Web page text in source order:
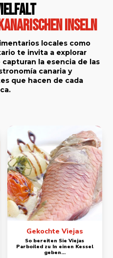
Inseln
locales como
te invita a explorar
la esencia de las
canaria y
que hacen de cada
Gekochte Viejas
So bereiten Sie Viejas
Parboiled zu In einen Kessel
geben...